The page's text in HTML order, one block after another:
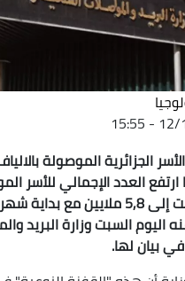
العدد الإجمالي للأسر
الانترنت الثابت إلى 5,8 ملايين مع
السبت وزارة البريد
بيان لها.